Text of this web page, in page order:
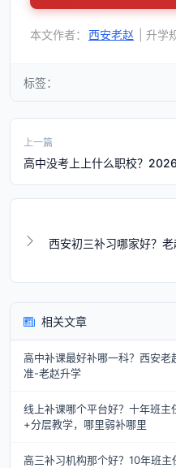
本文作者： 西安老赵 | 升学
标签：
上一篇
高中没考上上什么职校？
西安初三补习哪家好？
相关文章
高中补课最好补哪一科？西安
准-老赵升学
线上补课哪个平台好？十年班
+分层教学，哪里弱补哪里
高三补习机构那个好？10年班